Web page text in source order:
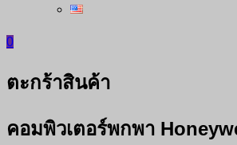
0
ตะกร้าสินค้า
คอมพิวเตอร์พกพา